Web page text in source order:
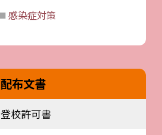
感染症対策
配布文書
登校許可書